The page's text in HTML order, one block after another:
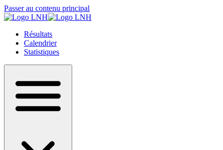
Passer au contenu principal
Résultats
Calendrier
Statistiques